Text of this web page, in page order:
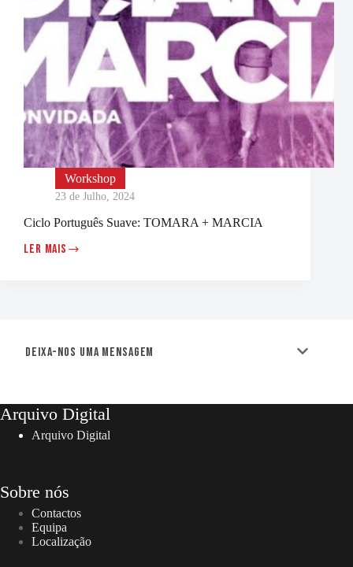
Workshop
23 de Julho, 2024
Ciclo Português Suave: TOMARA + MARCIA
LER MAIS
CICLO
Deixa-nos uma mensagem
Arquivo Digital
Arquivo Digital
Sobre nós
Contactos
Equipa
Localização